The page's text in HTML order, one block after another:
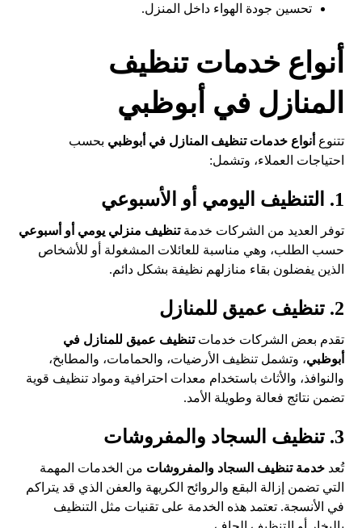
تحسين جودة الهواء داخل المنزل.
أنواع خدمات تنظيف
المنازل في أبوظبي
تتنوع أنواع خدمات تنظيف المنازل في أبوظبي بحسب
احتياجات العملاء، وتشمل:
1. التنظيف اليومي أو الأسبوعي
توفر العديد من الشركات خدمةتنظيف منزلي يومي أو أسبوعي
حسب الطلب، وهي مناسبة للعائلات المشغولة أو للأشخاص
الذين يفضلون بقاء منازلهم نظيفة بشكل دائم.
2. تنظيف عميق للمنازل
تقدم بعض الشركات خدماتتنظيف عميق للمنازل في
أبوظبي، وتشمل تنظيف الأرضيات، والحمامات، والمطابخ،
والنوافذ، والأثاث باستخدام معدات احترافية ومواد تنظيف قوية
تضمن نتائج فعالة وطويلة الأمد.
3. تنظيف السجاد والمفروشات
تُعدخدمة تنظيف السجاد والمفروشات من الخدمات المهمة
التي تضمن إزالة البقع والروائح الكريهة والعفن الذي قد يتراكم
في الأنسجة. تعتمد هذه الخدمة على تقنيات مثل التنظيف